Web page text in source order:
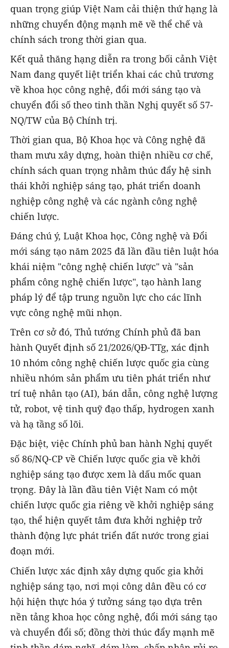
quan trọng giúp Việt Nam cải thiện thứ hạng là
những chuyển động mạnh mẽ về thể chế và
chính sách trong thời gian qua.
Kết quả thăng hạng diễn ra trong bối cảnh Việt
Nam đang quyết liệt triển khai các chủ trương
về khoa học công nghệ, đổi mới sáng tạo và
chuyển đổi số theo tinh thần Nghị quyết số 57-
NQ/TW của Bộ Chính trị.
Thời gian qua, Bộ Khoa học và Công nghệ đã
tham mưu xây dựng, hoàn thiện nhiều cơ chế,
chính sách quan trọng nhằm thúc đẩy hệ sinh
thái khởi nghiệp sáng tạo, phát triển doanh
nghiệp công nghệ và các ngành công nghệ
chiến lược.
Đáng chú ý, Luật Khoa học, Công nghệ và Đổi
mới sáng tạo năm 2025 đã lần đầu tiên luật hóa
khái niệm "công nghệ chiến lược" và "sản
phẩm công nghệ chiến lược", tạo hành lang
pháp lý để tập trung nguồn lực cho các lĩnh
vực công nghệ mũi nhọn.
Trên cơ sở đó, Thủ tướng Chính phủ đã ban
hành Quyết định số 21/2026/QĐ-TTg, xác định
10 nhóm công nghệ chiến lược quốc gia cùng
nhiều nhóm sản phẩm ưu tiên phát triển như
trí tuệ nhân tạo (AI), bán dẫn, công nghệ lượng
tử, robot, vệ tinh quỹ đạo thấp, hydrogen xanh
và hạ tầng số lõi.
Đặc biệt, việc Chính phủ ban hành Nghị quyết
số 86/NQ-CP về Chiến lược quốc gia về khởi
nghiệp sáng tạo được xem là dấu mốc quan
trọng. Đây là lần đầu tiên Việt Nam có một
chiến lược quốc gia riêng về khởi nghiệp sáng
tạo, thể hiện quyết tâm đưa khởi nghiệp trở
thành động lực phát triển đất nước trong giai
đoạn mới.
Chiến lược xác định xây dựng quốc gia khởi
nghiệp sáng tạo, nơi mọi công dân đều có cơ
hội hiện thực hóa ý tưởng sáng tạo dựa trên
nền tảng khoa học công nghệ, đổi mới sáng tạo
và chuyển đổi số; đồng thời thúc đẩy mạnh mẽ